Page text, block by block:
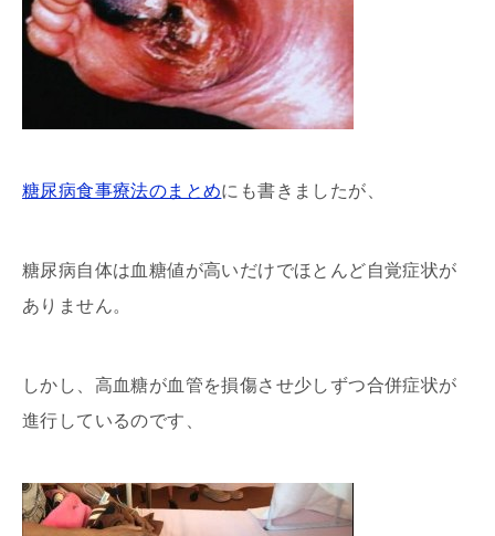
糖尿病食事療法のまとめにも書きましたが、
糖尿病自体は血糖値が高いだけでほとんど自覚症状が
ありません。
しかし、高血糖が血管を損傷させ少しずつ合併症状が
進行しているのです、